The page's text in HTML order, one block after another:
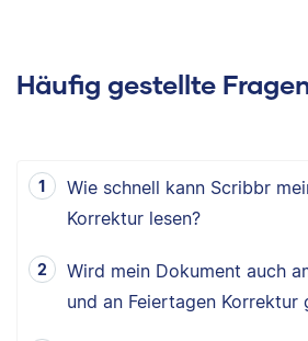
Häufig gestellte
Wie schnell kann Scribbr
Korrektur lesen?
Wird mein Dokument auch
und an Feiertagen Korrektur